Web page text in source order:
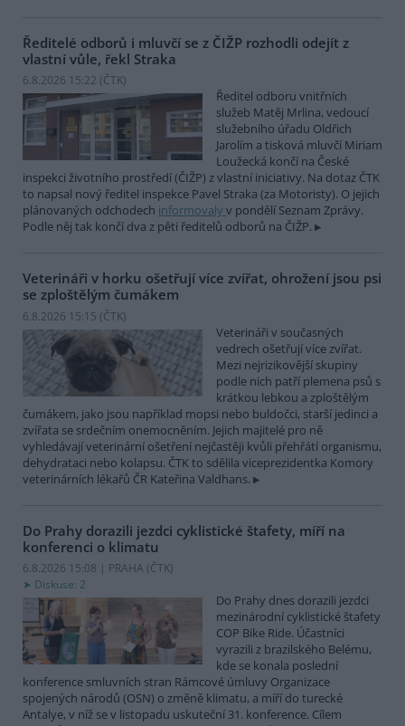
Ředitelé odborů i mluvčí se z ČIŽP rozhodli odejít z
vlastní vůle, řekl Straka
6.8.2026 15:22 (ČTK)
Ředitel odboru vnitřních
služeb Matěj Mrlina, vedoucí
služebního úřadu Oldřich
Jarolím a tisková mluvčí Miriam
Loužecká končí na České
inspekci životního prostředí (ČIŽP) z vlastní iniciativy. Na dotaz ČTK
to napsal nový ředitel inspekce Pavel Straka (za Motoristy). O jejich
plánovaných odchodech informovaly v pondělí Seznam Zprávy.
Podle něj tak končí dva z pěti ředitelů odborů na ČIŽP.
Veterináři v horku ošetřují více zvířat, ohrožení jsou psi
se zploštělým čumákem
6.8.2026 15:15 (ČTK)
Veterináři v současných
vedrech ošetřují více zvířat.
Mezi nejrizikovější skupiny
podle nich patří plemena psů s
krátkou lebkou a zploštělým
čumákem, jako jsou například mopsi nebo buldočci, starší jedinci a
zvířata se srdečním onemocněním. Jejich majitelé pro ně
vyhledávají veterinární ošetření nejčastěji kvůli přehřátí organismu,
dehydrataci nebo kolapsu. ČTK to sdělila viceprezidentka Komory
veterinárních lékařů ČR Kateřina Valdhans.
Do Prahy dorazili jezdci cyklistické štafety, míří na
konferenci o klimatu
6.8.2026 15:08 | PRAHA (ČTK)
Diskuse: 2
Do Prahy dnes dorazili jezdci
mezinárodní cyklistické štafety
COP Bike Ride. Účastníci
vyrazili z brazilského Belému,
kde se konala poslední
konference smluvních stran Rámcové úmluvy Organizace
spojených národů (OSN) o změně klimatu, a míří do turecké
Antalye, v níž se v listopadu uskuteční 31. konference. Cílem